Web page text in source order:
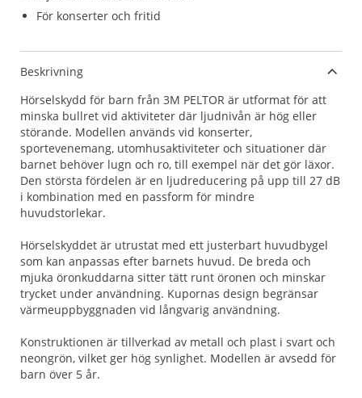
För konserter och fritid
Beskrivning
Hörselskydd för barn från 3M PELTOR är utformat för att
minska bullret vid aktiviteter där ljudnivån är hög eller
störande. Modellen används vid konserter,
sportevenemang, utomhusaktiviteter och situationer där
barnet behöver lugn och ro, till exempel när det gör läxor.
Den största fördelen är en ljudreducering på upp till 27 dB
i kombination med en passform för mindre
huvudstorlekar.
Hörselskyddet är utrustat med ett justerbart huvudbygel
som kan anpassas efter barnets huvud. De breda och
mjuka öronkuddarna sitter tätt runt öronen och minskar
trycket under användning. Kupornas design begränsar
värmeuppbyggnaden vid långvarig användning.
Konstruktionen är tillverkad av metall och plast i svart och
neongrön, vilket ger hög synlighet. Modellen är avsedd för
barn över 5 år.